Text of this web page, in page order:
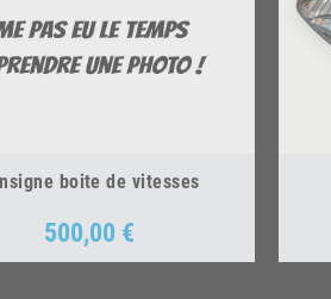
boite de vitesses
Prix
500,00 €